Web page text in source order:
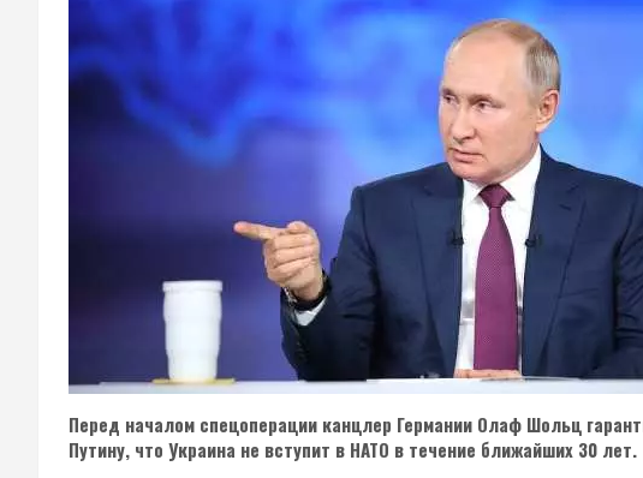
Перед началом спецоперации канцлер Германии Олаф Шольц
Путину, что Украина не вступит в НАТО в течение ближайших 30 лет.